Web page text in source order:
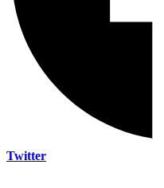
Twitter